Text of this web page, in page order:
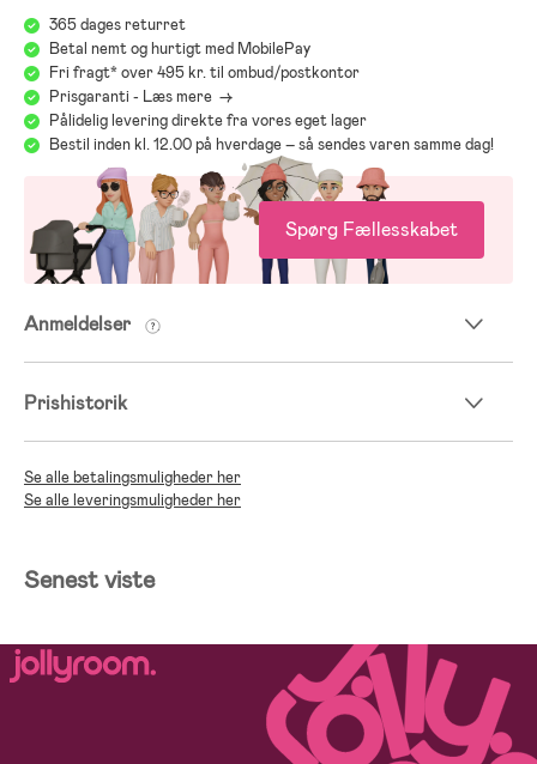
365 dages returret
Betal nemt og hurtigt med MobilePay
Fri fragt* over 495 kr. til ombud/postkontor
Prisgaranti - Læs mere ->
Pålidelig levering direkte fra vores eget lager
Bestil inden kl. 12.00 på hverdage – så sendes varen samme dag!
Spørg Fællesskabet
Anmeldelser
Prishistorik
Se alle betalingsmuligheder her
Se alle leveringsmuligheder her
Senest viste